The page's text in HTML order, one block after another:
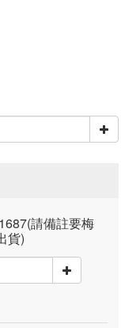
請備註要梅
貨)